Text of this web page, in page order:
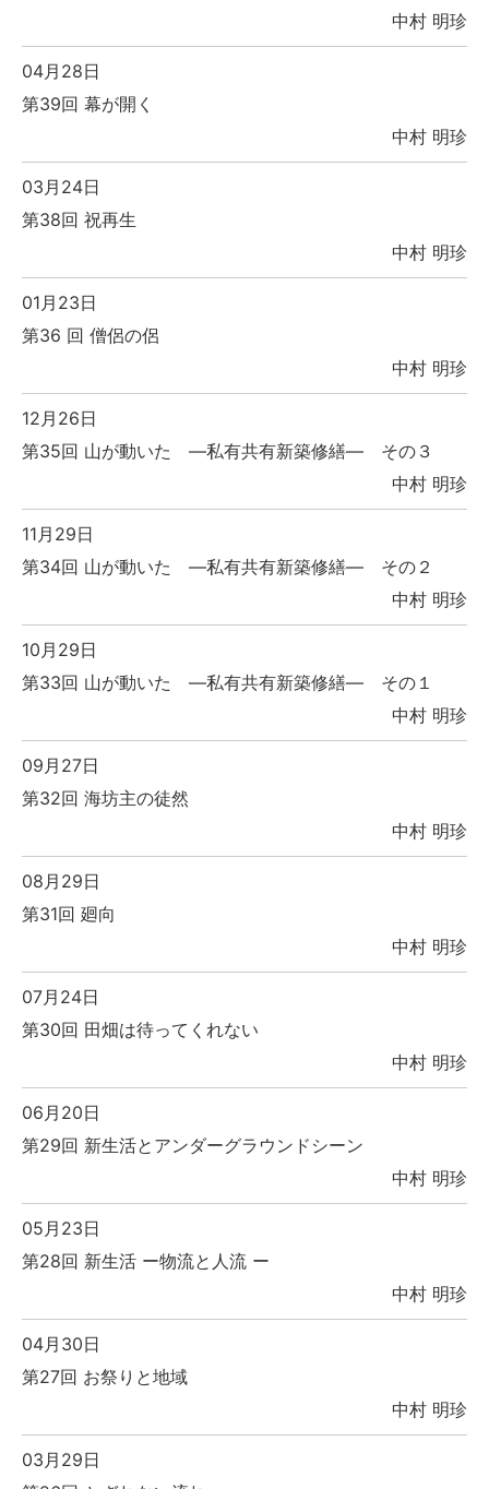
中村 明珍
04月28日
第39回 幕が開く
中村 明珍
03月24日
第38回 祝再生
中村 明珍
01月23日
第36 回 僧侶の侶
中村 明珍
12月26日
第35回 山が動いた ―私有共有新築修繕― その３
中村 明珍
11月29日
第34回 山が動いた ―私有共有新築修繕― その２
中村 明珍
10月29日
第33回 山が動いた ―私有共有新築修繕― その１
中村 明珍
09月27日
第32回 海坊主の徒然
中村 明珍
08月29日
第31回 廻向
中村 明珍
07月24日
第30回 田畑は待ってくれない
中村 明珍
06月20日
第29回 新生活とアンダーグラウンドシーン
中村 明珍
05月23日
第28回 新生活 ー物流と人流 ー
中村 明珍
04月30日
第27回 お祭りと地域
中村 明珍
03月29日